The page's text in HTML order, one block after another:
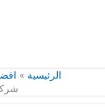
الرئيسية